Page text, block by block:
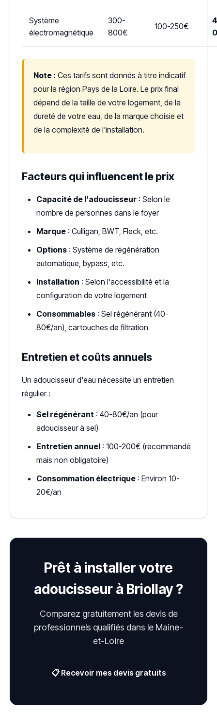
Système
électromagnétique
300-
800€
100-250€
Note : Ces tarifs sont donnés à titre indicatif
pour la région Pays de la Loire. Le prix final
dépend de la taille de votre logement, de la
dureté de votre eau, de la marque choisie et
de la complexité de l'installation.
Facteurs qui influencent le prix
Capacité de l'adoucisseur : Selon le
nombre de personnes dans le foyer
Marque : Culligan, BWT, Fleck, etc.
Options : Système de régénération
automatique, bypass, etc.
Installation : Selon l'accessibilité et la
configuration de votre logement
Consommables : Sel régénérant (40-
80€/an), cartouches de filtration
Entretien et coûts annuels
Un adoucisseur d'eau nécessite un entretien
régulier :
Sel régénérant : 40-80€/an (pour
adoucisseur à sel)
Entretien annuel : 100-200€ (recommandé
mais non obligatoire)
Consommation électrique : Environ 10-
20€/an
Prêt à installer votre
adoucisseur à Briollay ?
Comparez gratuitement les devis de
professionnels qualifiés dans le Maine-
et-Loire
📋 Recevoir mes devis gratuits